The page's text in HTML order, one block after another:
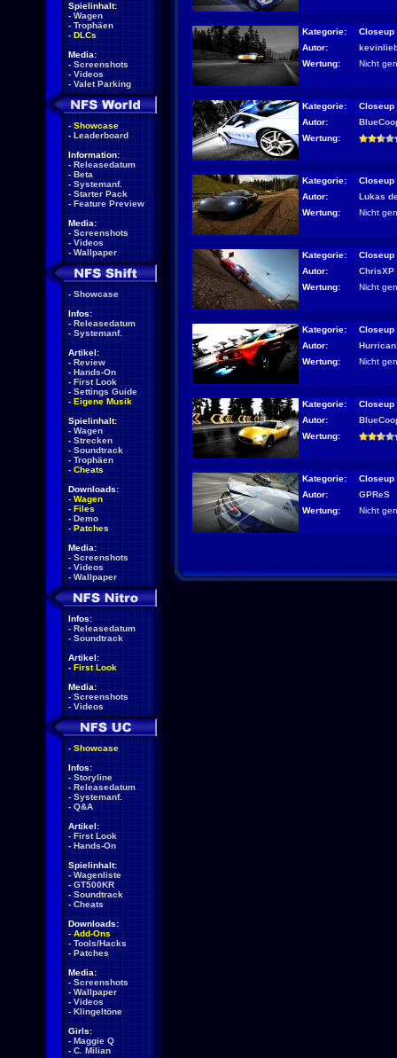
Spielinhalt:
- Wagen
- Trophäen
- DLCs
Media:
- Screenshots
- Videos
- Valet Parking
- Showcase
- Leaderboard
Information:
- Releasedatum
- Beta
- Systemanf.
- Starter Pack
- Feature Preview
Media:
- Screenshots
- Videos
- Wallpaper
- Showcase
Infos:
- Releasedatum
- Systemanf.
Artikel:
- Review
- Hands-On
- First Look
- Settings Guide
- Eigene Musik
Spielinhalt:
- Wagen
- Strecken
- Soundtrack
- Trophäen
- Cheats
Downloads:
- Wagen
- Files
- Demo
- Patches
Media:
- Screenshots
- Videos
- Wallpaper
Infos:
- Releasedatum
- Soundtrack
Artikel:
- First Look
Media:
- Screenshots
- Videos
- Showcase
Infos:
- Storyline
- Releasedatum
- Systemanf.
- Q&A
Artikel:
- First Look
- Hands-On
Spielinhalt:
- Wagenliste
- GT500KR
- Soundtrack
- Cheats
Downloads:
- Add-Ons
- Tools/Hacks
- Patches
Media:
- Screenshots
- Wallpaper
- Videos
- Klingeltöne
Girls:
- Maggie Q
- C. Milian
Kategorie:
Closeup
Autor:
Wertung:
Nicht
Kategorie:
Closeup
Autor:
Wertung:
Kategorie:
Closeup
Autor:
Lukas
Wertung:
Nicht
Kategorie:
Closeup
Autor:
ChrisXP
Wertung:
Nicht
Kategorie:
Closeup
Autor:
Wertung:
Nicht
Kategorie:
Closeup
Autor:
Wertung:
Kategorie:
Closeup
Autor:
GPReS
Wertung:
Nicht